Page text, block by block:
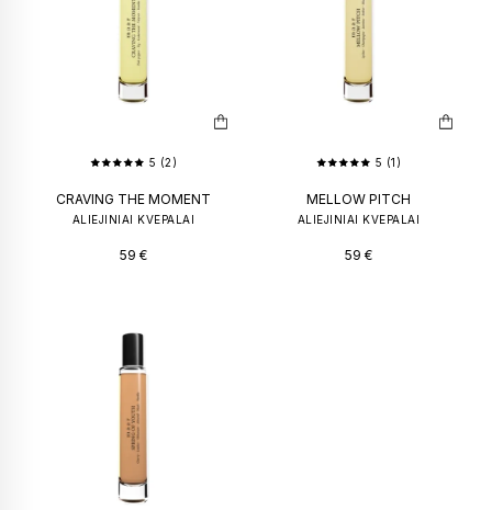
5 (2)
CRAVING THE MOMENT
ALIEJINIAI KVEPALAI
59 €
5 (1)
MELLOW PITCH
ALIEJINIAI KVEPALAI
59 €